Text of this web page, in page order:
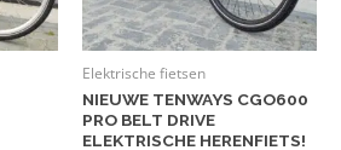
Elektrische fietsen
NIEUWE TENWAYS CGO600
PRO BELT DRIVE
ELEKTRISCHE HERENFIETS!